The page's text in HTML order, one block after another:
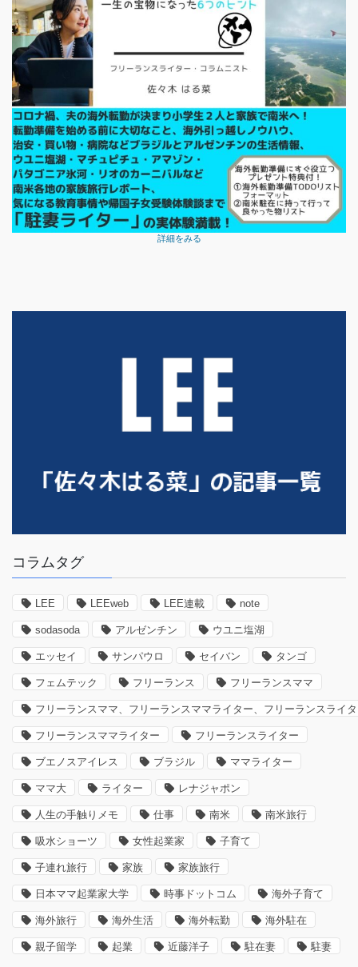
詳細をみる
コラムタグ
LEE LEEweb LEE連載 note
sodasoda アルゼンチン ウユニ塩湖
エッセイ サンパウロ セイバン タンゴ
フェムテック フリーランス フリーランスママ
フリーランスママ、フリーランスママライター、フリーランスライ
フリーランスママライター フリーランスライター
ブエノスアイレス ブラジル ママライター
ママ大 ライター レナジャポン
人生の手触りメモ 仕事 南米 南米旅行
吸水ショーツ 女性起業家 子育て
子連れ旅行 家族 家族旅行
日本ママ起業家大学 時事ドットコム 海外子育て
海外旅行 海外生活 海外転勤 海外駐在
親子留学 起業 近藤洋子 駐在妻 駐妻